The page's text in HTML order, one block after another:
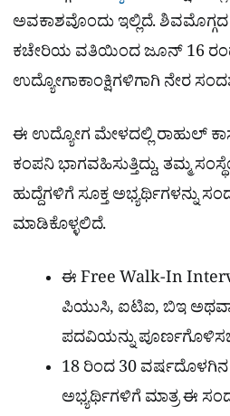
ಅವಕಾಶವೊಂದು ಇಲ್ಲಿದೆ.
ಕಚೇರಿಯ ವತಿಯಿಂದ ಜೂನ್ 16
ಉದ್ಯೋಗಾಕಾಂಕ್ಷಿಗಳಿಗಾಗಿ ನೇರ
ಈ ಉದ್ಯೋಗ ಮೇಳದಲ್ಲಿ ರಾಹುಲ್
ಕಂಪನಿ ಭಾಗವಹಿಸುತ್ತಿದ್ದು, ತಮ್ಮ
ಹುದ್ದೆಗಳಿಗೆ ಸೂಕ್ತ ಅಭ್ಯರ್ಥಿಗಳನ್ನು
ಮಾಡಿಕೊಳ್ಳಲಿದೆ.
ಈ Free Walk-In
ಪಿಯುಸಿ, ಐಟಿಐ, ಬಿಇ
ಪದವಿಯನ್ನು
18 ರಿಂದ 30
ಅಭ್ಯರ್ಥಿಗಳಿಗೆ ಮಾತ್ರ ಈ